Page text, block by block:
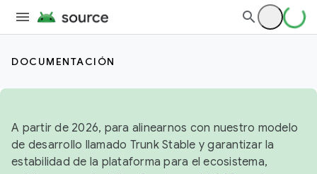
DOCUMENTACIÓN
A partir de 2026, para alinearnos con nuestro modelo
de desarrollo llamado Trunk Stable y garantizar la
estabilidad de la plataforma para el ecosistema,